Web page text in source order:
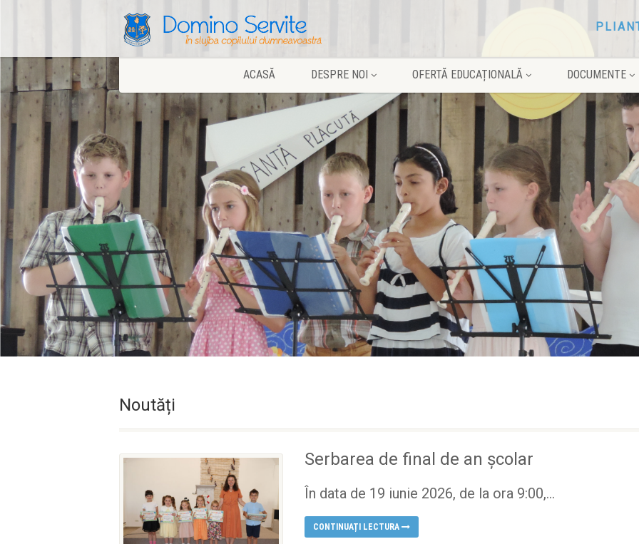
ACASĂ DESPRE NOI OFERTĂ EDUCAȚIONALĂ DOCUMENTE
Noutăți
Serbarea de final de an școlar
În data de 19 iunie 2026, de la ora 9:00,...
CONTINUAȚI LECTURA